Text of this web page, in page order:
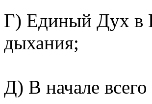
Г) Единый Дух в
дыхания;
Д) В начале